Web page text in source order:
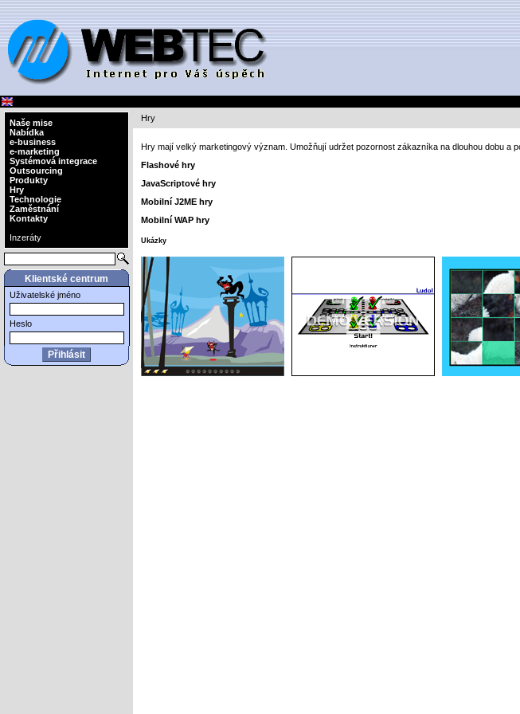
Naše mise
Nabídka
e-business
e-marketing
Systémová integrace
Outsourcing
Produkty
Hry
Technologie
Zaměstnání
Kontakty
Inzeráty
Klientské centrum
Uživatelské jméno
Heslo
Hry
Hry mají velký marketingový význam. Umožňují udržet pozornost zákazníka na dlouhou dobu a
Flashové hry
JavaScriptové hry
Mobilní J2ME hry
Mobilní WAP hry
Ukázky